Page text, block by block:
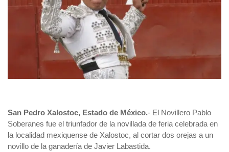
San Pedro Xalostoc, Estado de México.- El Novillero Pablo
Soberanes fue el triunfador de la novillada de feria celebrada en
la localidad mexiquense de Xalostoc, al cortar dos orejas a un
novillo de la ganadería de Javier Labastida.